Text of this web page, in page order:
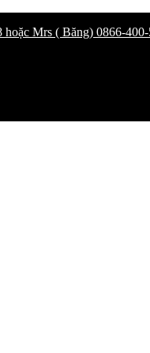
Mrs ( Băng) 0866-400-